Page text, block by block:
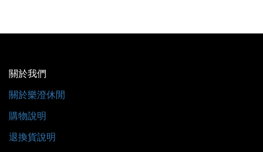
關於我們
關於樂澄休閒
購物說明
退換貨說明